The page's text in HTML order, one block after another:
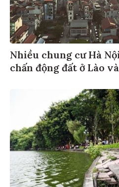
Nhiều chung cư Hà
chấn động đất ở Lào